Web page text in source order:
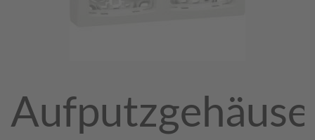
Aufputzgehäuse